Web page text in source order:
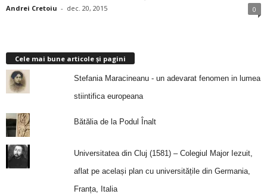
Andrei Cretoiu - dec. 20, 2015 0
Cele mai bune articole și pagini
Stefania Maracineanu - un adevarat fenomen in lumea
stiintifica europeana
Bătălia de la Podul Înalt
Universitatea din Cluj (1581) – Colegiul Major Iezuit,
aflat pe același plan cu universitățile din Germania,
Franța, Italia